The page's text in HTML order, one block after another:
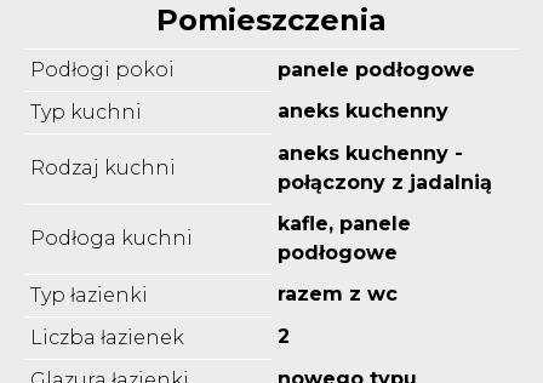
Pomieszczenia
Podłogi pokoi
panele podłogowe
Typ kuchni
aneks kuchenny
Rodzaj kuchni
aneks kuchenny -
połączony z jadalnią
Podłoga kuchni
kafle, panele
podłogowe
Typ łazienki
razem z wc
Liczba łazienek
2